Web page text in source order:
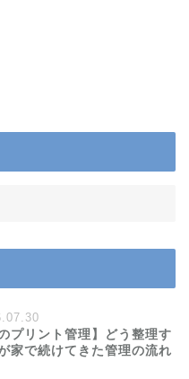
プリント管理】どう整理す
家で続けてきた管理の流れ